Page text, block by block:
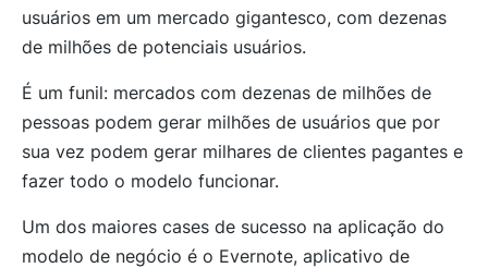
usuários em um mercado gigantesco, com dezenas
de milhões de potenciais usuários.
É um funil: mercados com dezenas de milhões de
pessoas podem gerar milhões de usuários que por
sua vez podem gerar milhares de clientes pagantes e
fazer todo o modelo funcionar.
Um dos maiores cases de sucesso na aplicação do
modelo de negócio é o Evernote, aplicativo de